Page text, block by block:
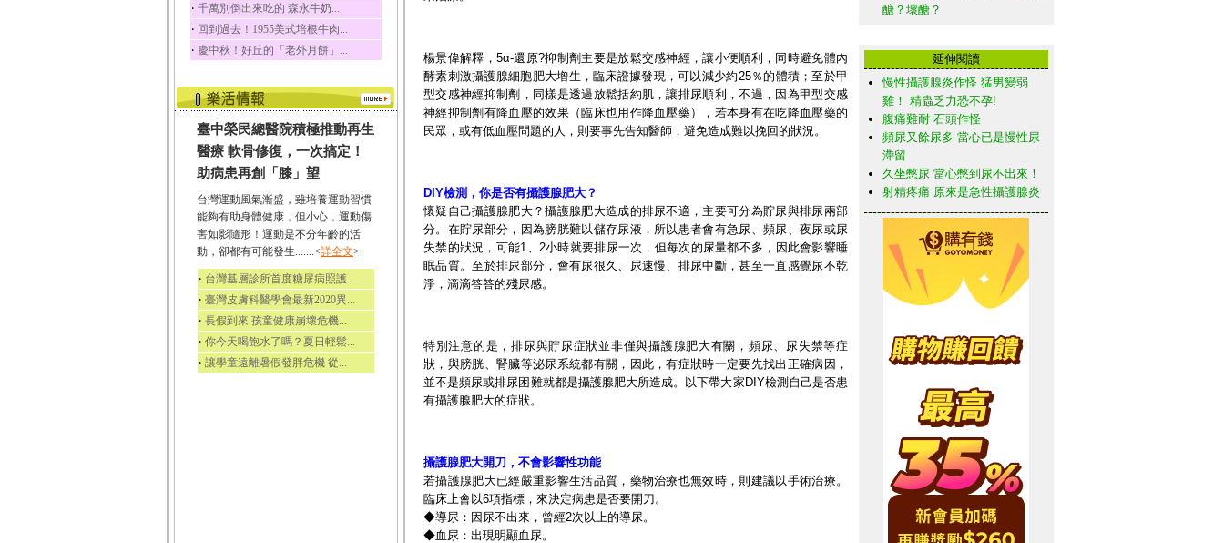
草魚
草魚含有維生素A、維生
素C、及豐富的蛋白...
‧ 千萬別倒出來吃的 森永牛奶...
‧ 回到過去！1955美式培根牛肉...
‧ 慶中秋！好丘的「老外月餅」...
臺中榮民總醫院積極推動再生
醫療 軟骨修復，一次搞定！
助病患再創「膝」望
台灣運動風氣漸盛，雖培養運動習慣
能夠有助身體健康，但小心，運動傷
害如影隨形！運動是不分年齡的活
動，卻都有可能發生.......<詳全文>
‧ 台灣基層診所首度糖尿病照護...
‧ 臺灣皮膚科醫學會最新2020異...
‧ 長假到來 孩童健康崩壞危機...
‧ 你今天喝飽水了嗎？夏日輕鬆...
‧ 讓學童遠離暑假發胖危機 從...
楊景偉解釋，5α-還原?抑制劑主要是放鬆交感神經，讓小便順利，同時避免體內
酵素刺激攝護腺細胞肥大增生，臨床證據發現，可以減少約25％的體積；至於甲
型交感神經抑制劑，同樣是透過放鬆括約肌，讓排尿順利，不過，因為甲型交感
神經抑制劑有降血壓的效果（臨床也用作降血壓藥），若本身有在吃降血壓藥的
民眾，或有低血壓問題的人，則要事先告知醫師，避免造成難以挽回的狀況。
DIY檢測，你是否有攝護腺肥大？
懷疑自己攝護腺肥大？攝護腺肥大造成的排尿不適，主要可分為貯尿與排尿兩部
分。在貯尿部分，因為膀胱難以儲存尿液，所以患者會有急尿、頻尿、夜尿或尿
失禁的狀況，可能1、2小時就要排尿一次，但每次的尿量都不多，因此會影響睡
眠品質。至於排尿部分，會有尿很久、尿速慢、排尿中斷，甚至一直感覺尿不乾
淨，滴滴答答的殘尿感。
特別注意的是，排尿與貯尿症狀並非僅與攝護腺肥大有關，頻尿、尿失禁等症
狀，與膀胱、腎臟等泌尿系統都有關，因此，有症狀時一定要先找出正確病因，
並不是頻尿或排尿困難就都是攝護腺肥大所造成。以下帶大家DIY檢測自己是否患
有攝護腺肥大的症狀。
攝護腺肥大開刀，不會影響性功能
若攝護腺肥大已經嚴重影響生活品質，藥物治療也無效時，則建議以手術治療。
臨床上會以6項指標，來決定病患是否要開刀。
◆導尿：因尿不出來，曾經2次以上的導尿。
◆血尿：出現明顯血尿。
醣？壞醣？
延伸閱讀
慢性攝護腺炎作怪 猛男變弱
雞！ 精蟲乏力恐不孕!
腹痛難耐 石頭作怪
頻尿又餘尿多 當心已是慢性尿
滯留
久坐憋尿 當心憋到尿不出來！
射精疼痛 原來是急性攝護腺炎